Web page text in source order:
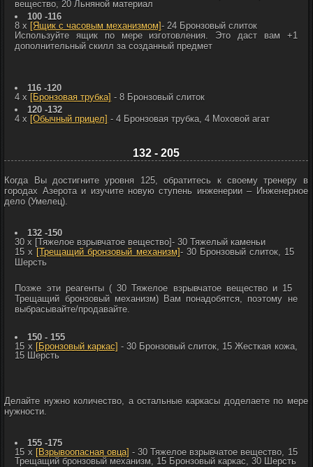
вещество, 20Льняной материал
100 -116
8 x [Ящик с часовым механизмом]- 24 Бронзовый слиток
Используйте ящик по мере изготовления. Это даст вам +1
дополнительный скилл за созданный предмет
116 -120
4 x [Бронзовая трубка] - 8 Бронзовый слиток
120 -132
4 x [Обычный прицел] - 4 Бронзовая трубка, 4 Моховой агат
132 - 205
Когда Вы достигните уровня 125, обратитесь к своему тренеру в
городах Азерота и изучите новую ступень инженерии – Инженерное
дело (Умелец).
132 -150
30 x [Тяжелое взрывчатое вещество]- 30Тяжелый каменьи
15 x [Трещащий бронзовый механизм]- 30 Бронзовый слиток, 15
Шерсть
Позже эти реагенты ( 30Тяжелое взрывчатое вещество и 15
Трещащий бронзовый механизм) Вам понадобятся, поэтому не
выбрасывайте/продавайте.
150 - 155
15 x [Бронзовый каркас] - 30 Бронзовый слиток, 15Жесткая кожа,
15 Шерсть
Делайте нужно количество, а остальные каркасы доделаете по мере
нужности.
155 -175
15 x [Взрывоопасная овца] - 30Тяжелое взрывчатое вещество, 15
Трещащий бронзовый механизм, 15 Бронзовый каркас, 30
Шерсть